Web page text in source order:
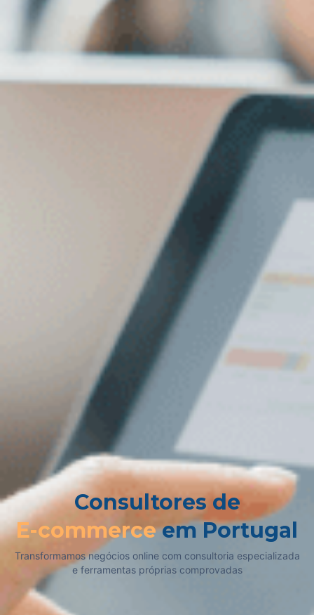
Consultores de
E-commerceem Portugal
Transformamos negócios online com consultoria especializada
e ferramentas próprias comprovadas